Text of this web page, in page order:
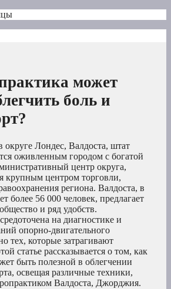
может
боль и
Лондес, Валдоста, штат
оживленным городом с богатой
центр округа,
крупным центром торговли,
региона. Валдоста, в
более 56 000 человек, предлагает
и ряд удобств.
на диагностике и
опорно-двигательного
тех, которые затрагивают
статье рассказывается о том, как
быть полезной в облегчении
освещая различные техники,
Валдоста, Джорджия.